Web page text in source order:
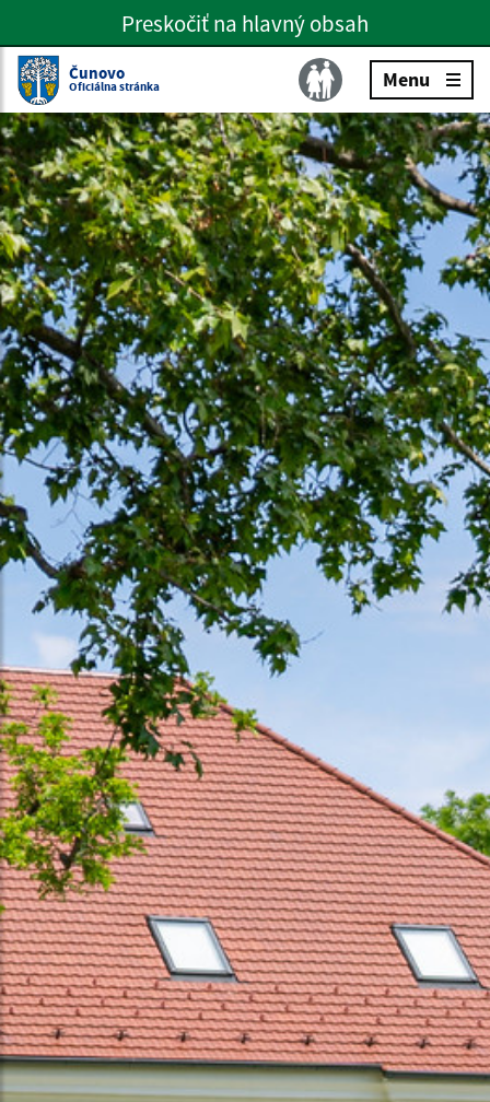
Preskočiť na hlavné menu
Preskočiť na hlavný obsah
Slovenčina
Čunovo
Oficiálna stránka Menu